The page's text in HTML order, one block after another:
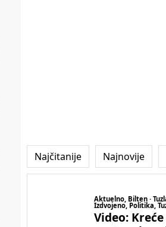
Najčitanije Najnovije